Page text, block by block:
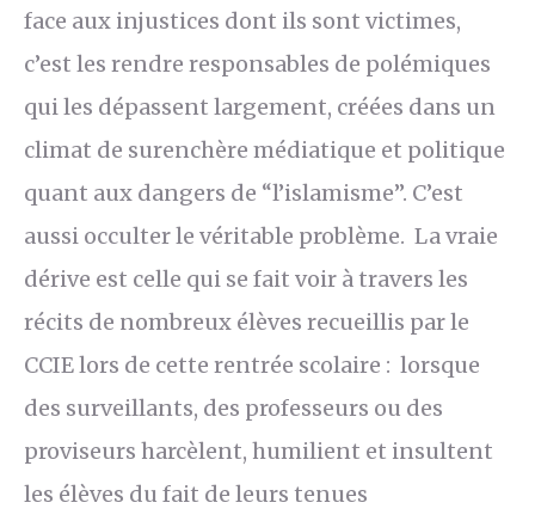
face aux injustices dont ils sont victimes,
c’est les rendre responsables de polémiques
qui les dépassent largement, créées dans un
climat de surenchère médiatique et politique
quant aux dangers de “l’islamisme”. C’est
aussi occulter le véritable problème. La vraie
dérive est celle qui se fait voir à travers les
récits de nombreux élèves recueillis par le
CCIE lors de cette rentrée scolaire : lorsque
des surveillants, des professeurs ou des
proviseurs harcèlent, humilient et insultent
les élèves du fait de leurs tenues